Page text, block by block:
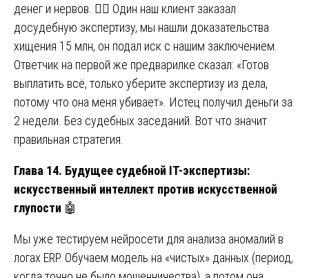
денег и нервов. 💆‍♂️ Один наш клиент заказал
досудебную экспертизу, мы нашли доказательства
хищения 15 млн, он подал иск с нашим заключением.
Ответчик на первой же предварилке сказал: «Готов
выплатить всё, только уберите экспертизу из дела,
потому что она меня убивает». Истец получил деньги за
2 недели. Без судебных заседаний. Вот что значит
правильная стратегия.
Глава 14. Будущее судебной IT-экспертизы:
искусственный интеллект против искусственной
глупости 🤖
Мы уже тестируем нейросети для анализа аномалий в
логах ERP. Обучаем модель на «чистых» данных (период,